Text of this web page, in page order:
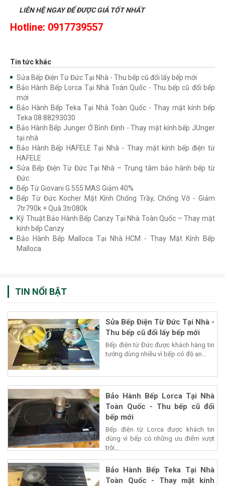
LIÊN HỆ NGAY ĐỂ ĐƯỢC GIÁ TỐT NHẤT
Hotline: 0917739557
Tin tức khác
Sửa Bếp Điện Từ Đức Tại Nhà - Thu bếp cũ đổi lấy bếp mới
Bảo Hành Bếp Lorca Tại Nhà Toàn Quốc - Thu bếp cũ đổi bếp
mới
Bảo Hành Bếp Teka Tại Nhà Toàn Quốc - Thay mặt kính bếp
Teka 08.88293030
Bảo Hành Bếp Junger Ở Bình Định - Thay mặt kính bếp JUnger
tại nhà
Bảo Hành Bếp HAFELE Tại Nhà - Thay mặt kính bếp điện từ
HAFELE
Sửa Bếp Điện Từ Đức Tại Nhà – Trung tâm bảo hành bếp từ
Đức
Bếp Từ Giovani G 555 MAS Giảm 40%
Bếp Từ Đức Kocher Mặt Kính Chống Trầy, Chống Vỡ - Giảm
7tr790k + Quà 3tr080k
Kỹ Thuật Bảo Hành Bếp Canzy Tại Nhà Toàn Quốc – Thay mặt
kính bếp Canzy
Bảo Hành Bếp Malloca Tại Nhà HCM - Thay Mặt Kính Bếp
Malloca
TIN NỔI BẬT
Sửa Bếp Điện Từ Đức Tại Nhà -
Thu bếp cũ đổi lấy bếp mới
Bếp điện từ Đức được khách hàng tin
tưởng dùng nhiều vì bếp có độ an...
Bảo Hành Bếp Lorca Tại Nhà
Toàn Quốc - Thu bếp cũ đổi
bếp mới
Bếp điện từ Lorca được khách tin
dùng vì bếp có những ưu điểm vượt
trội...
Bảo Hành Bếp Teka Tại Nhà
Toàn Quốc - Thay mặt kính